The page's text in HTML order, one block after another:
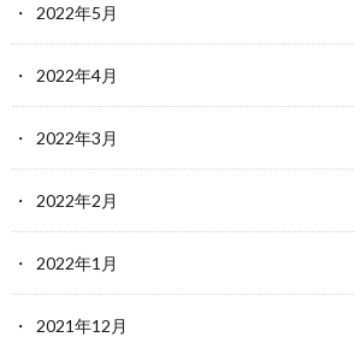
2022年5月
2022年4月
2022年3月
2022年2月
2022年1月
2021年12月